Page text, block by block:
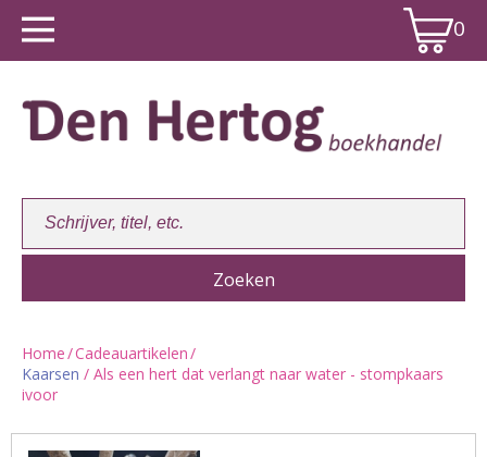
0
Winkelwagen:
Home/Cadeauartikelen/
Kaarsen / Als een hert dat verlangt naar water - stompkaars
ivoor